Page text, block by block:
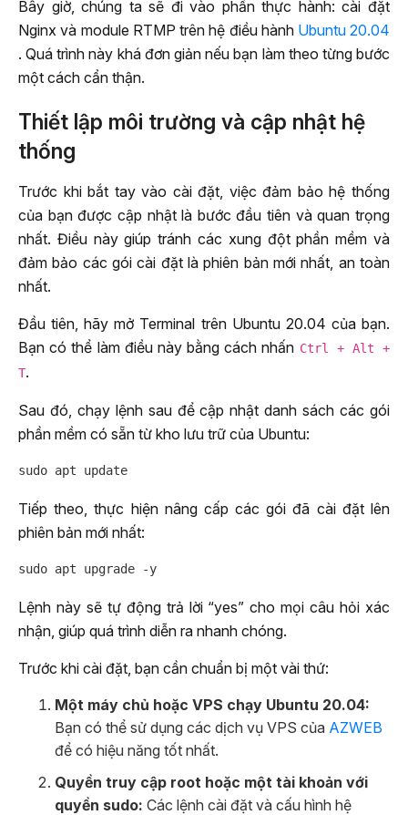
Bây giờ, chúng ta sẽ đi vào phần thực hành: cài đặt
Nginx và module RTMP trên hệ điều hành Ubuntu 20.04
. Quá trình này khá đơn giản nếu bạn làm theo từng bước
một cách cẩn thận.
Thiết lập môi trường và cập nhật hệ
thống
Trước khi bắt tay vào cài đặt, việc đảm bảo hệ thống
của bạn được cập nhật là bước đầu tiên và quan trọng
nhất. Điều này giúp tránh các xung đột phần mềm và
đảm bảo các gói cài đặt là phiên bản mới nhất, an toàn
nhất.
Đầu tiên, hãy mở Terminal trên Ubuntu 20.04 của bạn.
Bạn có thể làm điều này bằng cách nhấn Ctrl + Alt +
T.
Sau đó, chạy lệnh sau để cập nhật danh sách các gói
phần mềm có sẵn từ kho lưu trữ của Ubuntu:
Tiếp theo, thực hiện nâng cấp các gói đã cài đặt lên
phiên bản mới nhất:
Lệnh này sẽ tự động trả lời “yes” cho mọi câu hỏi xác
nhận, giúp quá trình diễn ra nhanh chóng.
Trước khi cài đặt, bạn cần chuẩn bị một vài thứ:
Một máy chủ hoặc VPS chạy Ubuntu 20.04:
Bạn có thể sử dụng các dịch vụ VPS của AZWEB
để có hiệu năng tốt nhất.
Quyền truy cập root hoặc một tài khoản với
quyền sudo: Các lệnh cài đặt và cấu hình hệ